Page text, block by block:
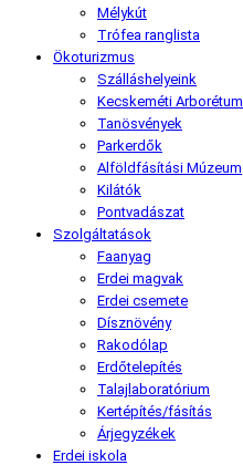
Mélykút
Trófea ranglista
Ökoturizmus
Szálláshelyeink
Kecskeméti Arborétum
Tanösvények
Parkerdők
Alföldfásítási Múzeum
Kilátók
Pontvadászat
Szolgáltatások
Faanyag
Erdei magvak
Erdei csemete
Dísznövény
Rakodólap
Erdőtelepítés
Talajlaboratórium
Kertépítés/fásítás
Árjegyzékek
Erdei iskola